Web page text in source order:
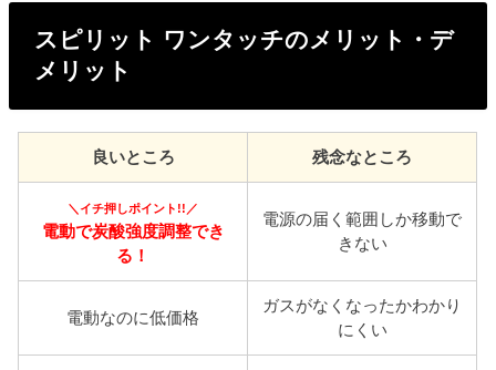
スピリット ワンタッチのメリット・デ
メリット
良いところ 残念なところ
＼イチ押しポイント!!／
電動で炭酸強度調整でき
る！
電源の届く範囲しか移動で
きない
電動なのに低価格
ガスがなくなったかわかり
にくい